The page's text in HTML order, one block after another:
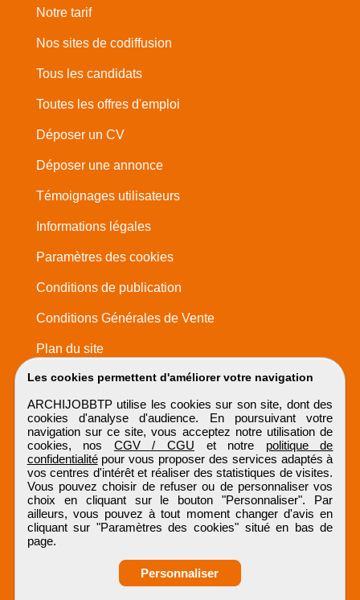
Les cookies permettent d'améliorer votre navigation
ARCHIJOBBTP utilise les cookies sur son site, dont des
cookies d'analyse d'audience. En poursuivant votre
navigation sur ce site, vous acceptez notre utilisation de
cookies, nos CGV / CGU et notre politique de
confidentialitépour vous proposer des services adaptés à
vos centres d'intérêt et réaliser des statistiques de visites.
Vous pouvez choisir de refuser ou de personnaliser vos
choix en cliquant sur le bouton "Personnaliser". Par
ailleurs, vous pouvez à tout moment changer d'avis en
cliquant sur "Paramètres des cookies" situé en bas de
page.
Personnaliser
Notre tarif
Nos sites de codiffusion
Tous les candidats
Toutes les offres d'emploi
Déposer un CV
Déposer une annonce
Témoignages utilisateurs
Informations légales
Paramètres des cookies
Conditions de publication
Conditions Générales de Vente
Plan du site